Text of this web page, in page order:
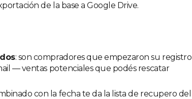
de la base a Google Drive.
: son compradores que empezaron su registro
— ventas potenciales que podés rescatar
con la fecha te da la lista de recupero del